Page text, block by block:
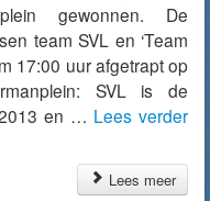
gewonnen. De
team SVL en ‘Team
17:00 uur afgetrapt op
SVL is de
en … Lees verder
Lees meer